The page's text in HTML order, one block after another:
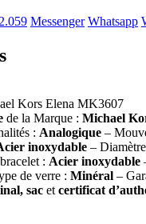
Messenger Whatsapp
Kors Elena MK3607
de la Marque : Michael
: Analogique –
inoxydable –
: Acier inoxydable
de verre : Minéral –
sac et certificat